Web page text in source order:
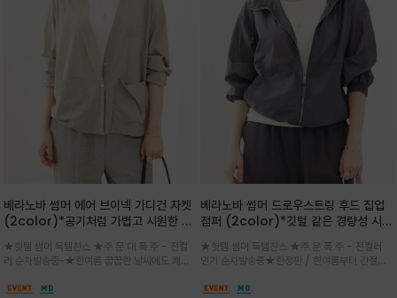
베라노바 썸머 에어 브이넥 가디건 자켓
(2color)*공기처럼 가볍고 시원한 나
브이넥 디자인이라 부담없이 쓱쓱~걸치
는 꾸안꾸!!가볍고 바스락한 나일론 블렌
드 소재감이 세련된 무드를 더해주는 가
★핫템 썸머 득템찬스 ★주.문.대.폭.주 - 전컬
러 순차발송중~★한여름 꿉꿉한 날씨에도 쾌적
일 자켓은 가벼운 무게감과 방수성 덕분에 여름
베라노바 썸머 드로우스트링 후드 집업
점퍼 (2color)*깃털 같은 경량성 시원
(Volume Fit)가볍지만 입체적인 실
루엣을 유지하는 구조적 디자인
★핫템 썸머 득템찬스 ★주.문.폭.주 - 전컬러
인기 순차발송중★한정판 / 한여름부터 간절기
단 스토퍼 디테일로 핏 조절이 가능해 실용적/바